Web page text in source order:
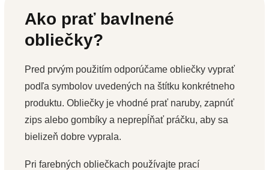
Ako prať bavlnené
obliečky?
Pred prvým použitím odporúčame obliečky vyprať
podľa symbolov uvedených na štítku konkrétneho
produktu. Obliečky je vhodné prať naruby, zapnúť
zips alebo gombíky a neprepĺňať práčku, aby sa
bielizeň dobre vyprala.
Pri farebných obliečkach používajte prací